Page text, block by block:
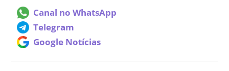
Canal no WhatsApp
Telegram
Google Notícias